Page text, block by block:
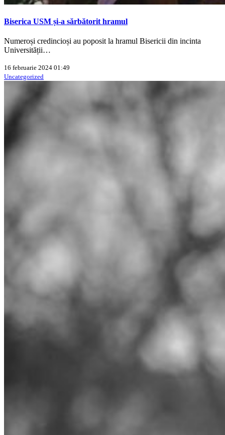
Biserica USM și-a sărbătorit hramul
Numeroși credincioși au poposit la hramul Bisericii din incinta
Universității…
16 februarie 2024 01:49
Uncategorized